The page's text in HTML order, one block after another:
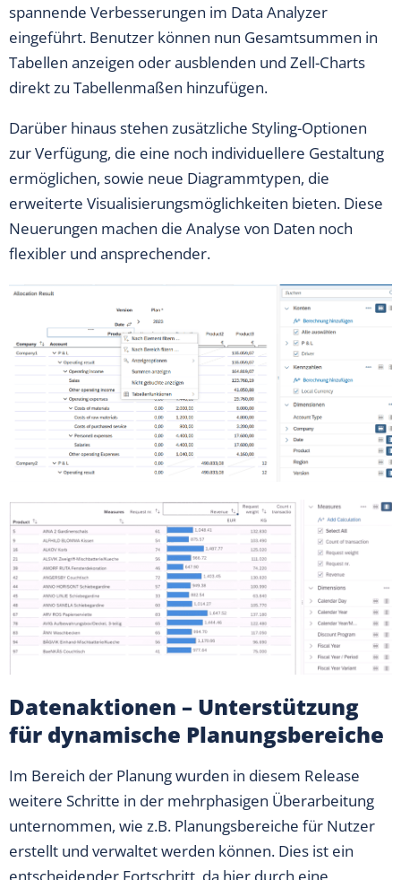
spannende Verbesserungen im Data Analyzer
eingeführt. Benutzer können nun Gesamtsummen in
Tabellen anzeigen oder ausblenden und Zell-Charts
direkt zu Tabellenmaßen hinzufügen.
Darüber hinaus stehen zusätzliche Styling-Optionen
zur Verfügung, die eine noch individuellere Gestaltung
ermöglichen, sowie neue Diagrammtypen, die
erweiterte Visualisierungsmöglichkeiten bieten. Diese
Neuerungen machen die Analyse von Daten noch
flexibler und ansprechender.
Datenaktionen – Unterstützung
für dynamische Planungsbereiche
Im Bereich der Planung wurden in diesem Release
weitere Schritte in der mehrphasigen Überarbeitung
unternommen, wie z.B. Planungsbereiche für Nutzer
erstellt und verwaltet werden können. Dies ist ein